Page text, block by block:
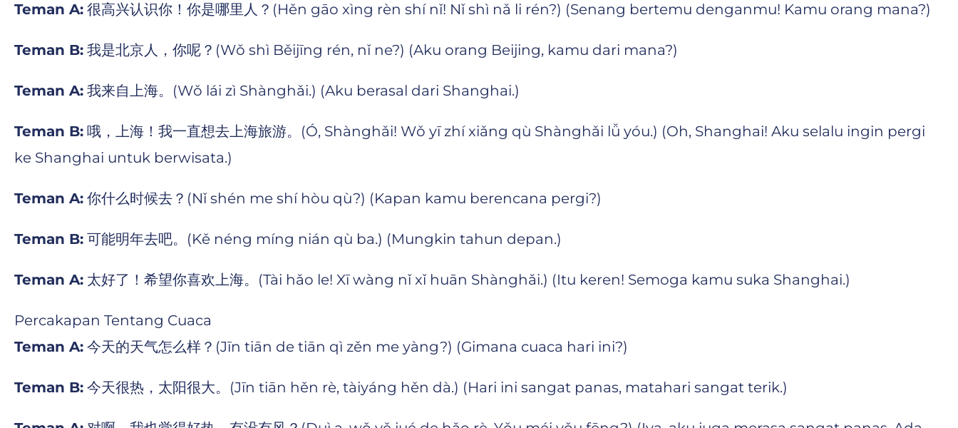
Teman A: 很高兴认识你！你是哪里人？(Hěn gāo xìng rèn shí nǐ! Nǐ shì nǎ li rén?) (Senang bertemu denganmu! Kamu orang mana?)
Teman B: 我是北京人，你呢？(Wǒ shì Běijīng rén, nǐ ne?) (Aku orang Beijing, kamu dari mana?)
Teman A: 我来自上海。(Wǒ lái zì Shànghǎi.) (Aku berasal dari Shanghai.)
Teman B: 哦，上海！我一直想去上海旅游。(Ó, Shànghǎi! Wǒ yī zhí xiǎng qù Shànghǎi lǚ yóu.) (Oh, Shanghai! Aku selalu ingin pergi
ke Shanghai untuk berwisata.)
Teman A: 你什么时候去？(Nǐ shén me shí hòu qù?) (Kapan kamu berencana pergi?)
Teman B: 可能明年去吧。(Kě néng míng nián qù ba.) (Mungkin tahun depan.)
Teman A: 太好了！希望你喜欢上海。(Tài hǎo le! Xī wàng nǐ xǐ huān Shànghǎi.) (Itu keren! Semoga kamu suka Shanghai.)
Percakapan Tentang Cuaca
Teman A: 今天的天气怎么样？(Jīn tiān de tiān qì zěn me yàng?) (Gimana cuaca hari ini?)
Teman B: 今天很热，太阳很大。(Jīn tiān hěn rè, tàiyáng hěn dà.) (Hari ini sangat panas, matahari sangat terik.)